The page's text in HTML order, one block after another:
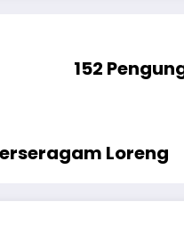
152
Loreng